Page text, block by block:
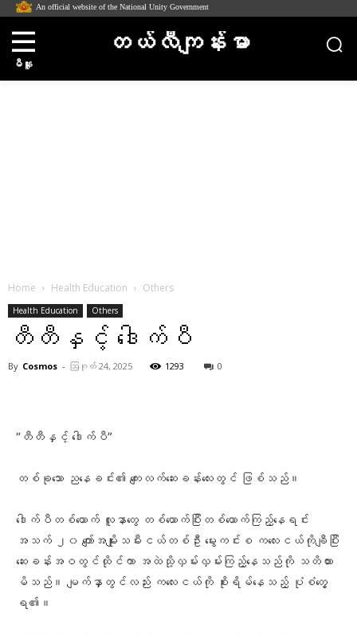
An official website of the National Unity Government
မီနူး
တယ်လီကျန်းမာ
Home Health Education Others
Health Education Others
တီတီနှင့် ဒေါက်ပီ
By Cosmos - ဩဂုတ် 24, 2025 1293
0
“တီတီနှင့် ဒေါက်ပီ”
တစ်ခုသော ညနေခင်း၏ ကျေးလက်ဆေးခန်းလေးတွင် ဖြစ်သည်။
ဒေါက်ပီတစ်ယောက် လူနာတွေ တစ်ယောက်ပြီးတစ်ယောက်ကြည့်နေရင်း
အသက် ၂၀ ကျော်အမျိုးသမီးငယ်တစ်ဦး မွေးကင်းစ ကလေးငယ်ကိုချီပြီး
ဆေးခန်းအဝတွင်ထိုင်ကာ အထဲသို့လှမ်းလှမ်းကြည့်နေသည်ကို သတိထား
မိသည်။ မျက်နှာတွင်လည်း ကလေးငယ်ကို စိုးရိမ်နေသည့် ပုံစံတွေ့
ရ၏။